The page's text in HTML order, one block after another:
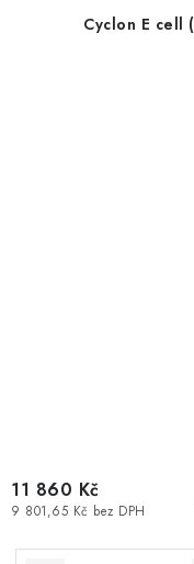
Cyclon E cell
9 801,65 Kč bez DPH
11 860 Kč